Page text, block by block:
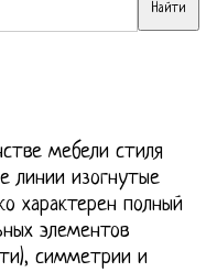
мебели стиля
линии изогнутые
характерен полный
элементов
симметрии и